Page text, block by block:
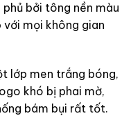
bởi tông nền màu
mọi không gian
lớp men trắng bóng,
khó bị phai mờ,
bám bụi rất tốt.